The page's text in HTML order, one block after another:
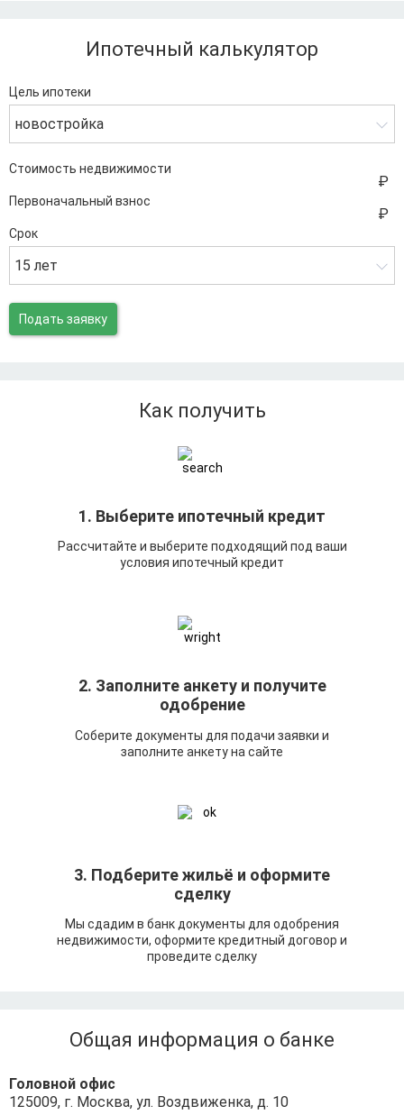
Ипотечный калькулятор
Цель ипотеки
новостройка
Стоимость недвижимости
Первоначальный взнос
Срок
15 лет
Подать заявку
Как получить
1. Выберите ипотечный кредит
Рассчитайте и выберите подходящий под ваши
условия ипотечный кредит
2. Заполните анкету и получите
одобрение
Соберите документы для подачи заявки и
заполните анкету на сайте
3. Подберите жильё и оформите
сделку
Мы сдадим в банк документы для одобрения
недвижимости, оформите кредитный договор и
проведите сделку
Общая информация о банке
Головной офис
125009, г. Москва, ул. Воздвиженка, д. 10